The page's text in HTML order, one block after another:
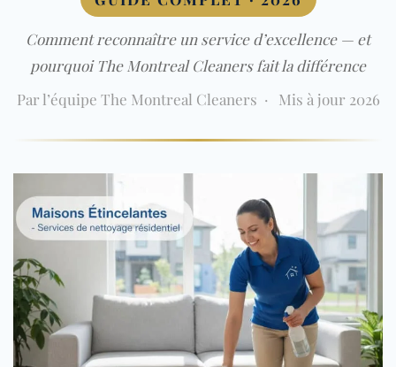
Comment reconnaître un service d’excellence — et
pourquoi The Montreal Cleaners fait la différence
Par l’équipe The Montreal Cleaners · Mis à jour 2026